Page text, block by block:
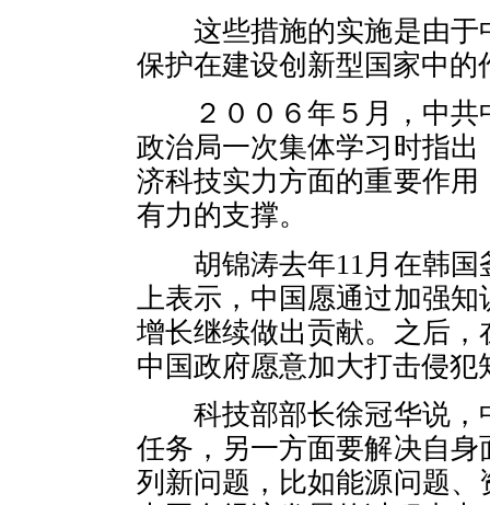
这些措施的实施是由于
保护在建设创新型国家中的
２００６年５月，中共
政治局一次集体学习时指
济科技实力方面的重要作
有力的支撑。
胡锦涛去年11月在韩国
上表示，中国愿通过加强
增长继续做出贡献。之后
中国政府愿意加大打击侵
科技部部长徐冠华说，
任务，另一方面要解决自
列新问题，比如能源问题